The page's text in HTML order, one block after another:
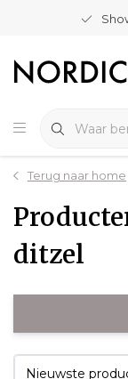
Terug naar home
ditzel